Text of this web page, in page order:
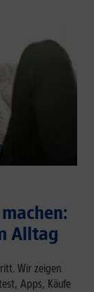
Alltag
Wir zeigen
Apps, Käufe